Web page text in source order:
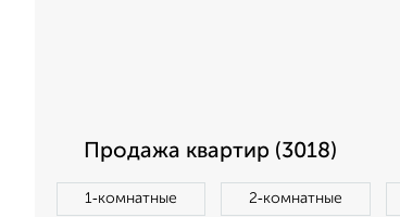
Продажа квартир (3018)
1‑комнатные 2‑комнатные